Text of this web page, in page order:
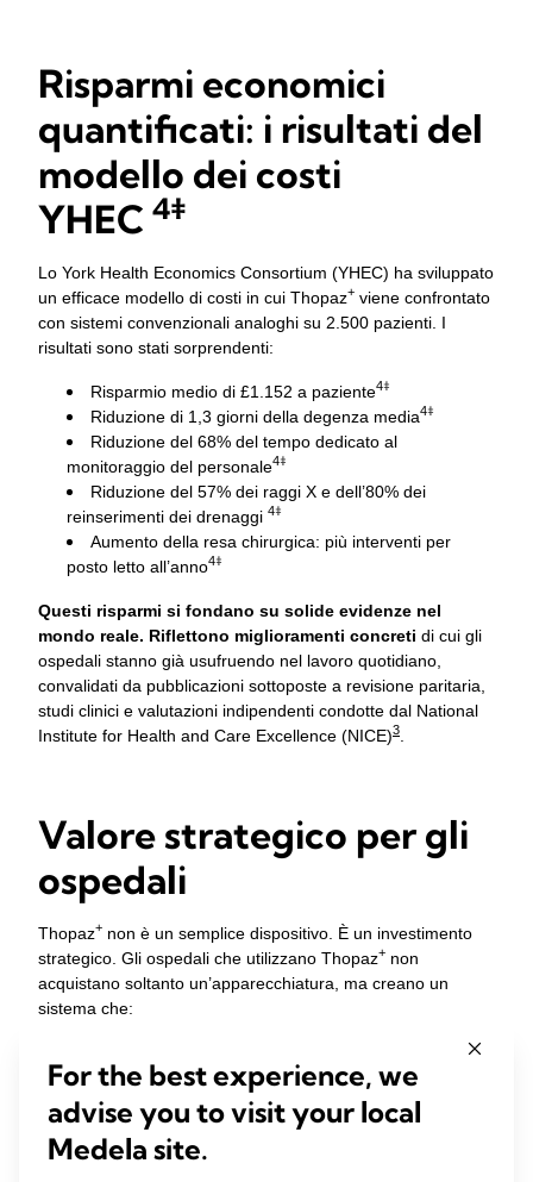
Risparmi economici
quantificati: i risultati del
modello dei costi
YHEC 4‡
Lo York Health Economics Consortium (YHEC) ha sviluppato
un efficace modello di costi in cui Thopaz+ viene confrontato
con sistemi convenzionali analoghi su 2.500 pazienti. I
risultati sono stati sorprendenti:
Risparmio medio di £1.152 a paziente4‡
Riduzione di 1,3 giorni della degenza media4‡
Riduzione del 68% del tempo dedicato al
monitoraggio del personale4‡
Riduzione del 57% dei raggi X e dell’80% dei
reinserimenti dei drenaggi 4‡
Aumento della resa chirurgica: più interventi per
posto letto all’anno4‡
Questi risparmi si fondano su solide evidenze nel
mondo reale. Riflettono miglioramenti concreti di cui gli
ospedali stanno già usufruendo nel lavoro quotidiano,
convalidati da pubblicazioni sottoposte a revisione paritaria,
studi clinici e valutazioni indipendenti condotte dal National
Institute for Health and Care Excellence (NICE)3
Valore strategico per gli
ospedali
Thopaz+ non è un semplice dispositivo. È un investimento
strategico. Gli ospedali che utilizzano Thopaz+ non
acquistano soltanto un’apparecchiatura, ma creano un
sistema che:
Riduce le complicanze e i nuovi interventi1
Ottimizza l’utilizzo delle risorse
Aumenta l’efficienza operativa5,6,7
Genera risparmi finanziari a lungo termine
For the best experience, we
advise you to visit your local
Medela site.